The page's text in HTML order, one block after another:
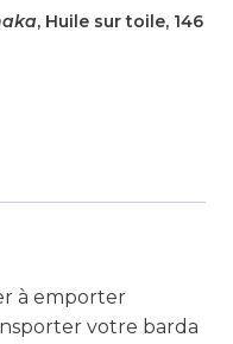
, Huile sur toile, 146
à emporter
votre barda